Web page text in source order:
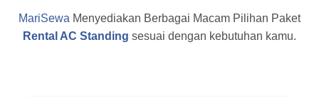
MariSewa Menyediakan Berbagai Macam Pilihan Paket
Rental AC Standing sesuai dengan kebutuhan kamu.